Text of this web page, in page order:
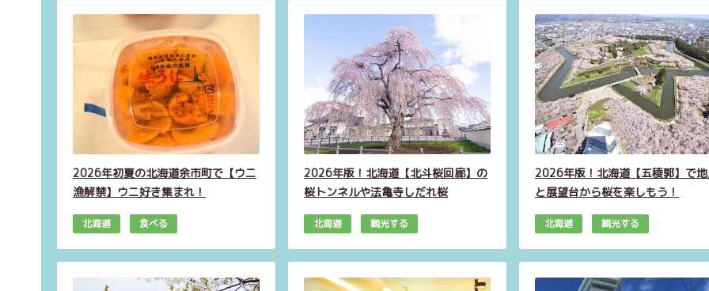
2026年初夏の北海道余市町で【ウニ
漁解禁】ウニ好き集まれ！
北海道 食べる
2026年版！北海道【北斗桜回廊】の
桜トンネルや法亀寺しだれ桜
北海道 観光する
2026年版！北海道【五稜郭】で
と展望台から桜を楽しもう！
北海道 観光する